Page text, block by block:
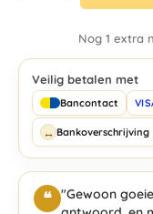
Nog 1 extra
Veilig betalen met
Bancontact
↔Bankoverschrijving
❝ "Gewoon